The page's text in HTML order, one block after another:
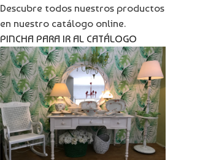
Descubre todos nuestros productos
en nuestro catálogo online.
PINCHA PARA IR AL CATÁLOGO